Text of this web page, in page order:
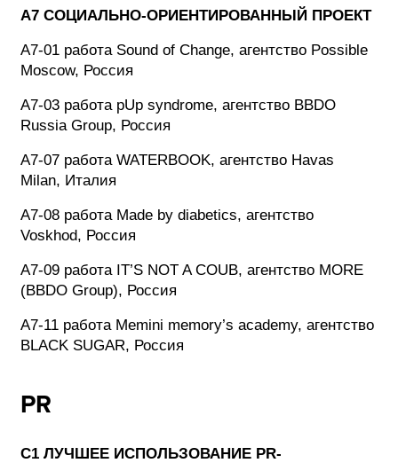
A7 СОЦИАЛЬНО-ОРИЕНТИРОВАННЫЙ ПРОЕКТ
A7-01 работа Sound of Change, агентство Possible
Moscow, Россия
A7-03 работа pUp syndrome, агентство BBDO
Russia Group, Россия
A7-07 работа WATERBOOK, агентство Havas
Milan, Италия
A7-08 работа Made by diabetics, агентство
Voskhod, Россия
A7-09 работа IT’S NOT A COUB, агентство MORE
(BBDO Group), Россия
A7-11 работа Memini memory’s academy, агентство
BLACK SUGAR, Россия
PR
C1 ЛУЧШЕЕ ИСПОЛЬЗОВАНИЕ PR-